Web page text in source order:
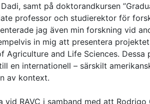
samt på doktorandkursen
professor och studierektor för
jag även min forskning vid
in mig att presentera
Agriculture and Life Sciences.
en internationell – särskilt
av kontext.
RAVC i samband med att